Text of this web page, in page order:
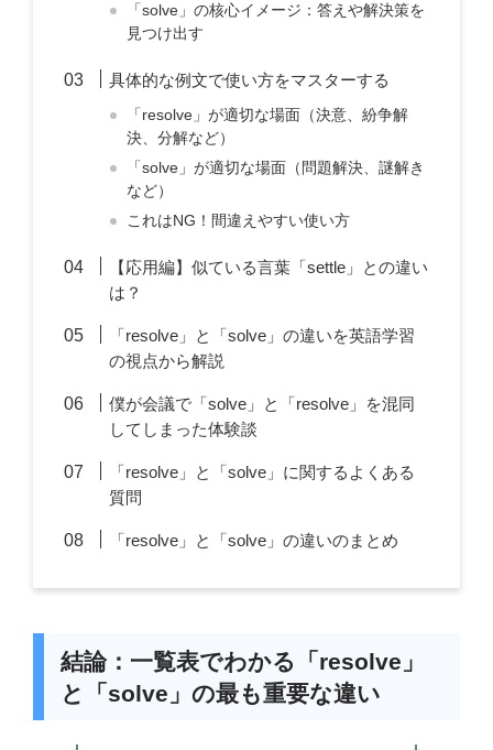
「solve」の核心イメージ：答えや解決策を
見つけ出す
具体的な例文で使い方をマスターする
「resolve」が適切な場面（決意、紛争解
決、分解など）
「solve」が適切な場面（問題解決、謎解き
など）
これはNG！間違えやすい使い方
【応用編】似ている言葉「settle」との違い
は？
「resolve」と「solve」の違いを英語学習
の視点から解説
僕が会議で「solve」と「resolve」を混同
してしまった体験談
「resolve」と「solve」に関するよくある
質問
「resolve」と「solve」の違いのまとめ
結論：一覧表でわかる「resolve」
と「solve」の最も重要な違い